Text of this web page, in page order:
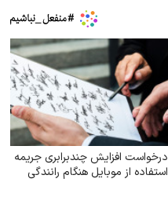
درخواست افزایش چندبرابری جریمه
استفاده از موبایل هنگام رانندگی